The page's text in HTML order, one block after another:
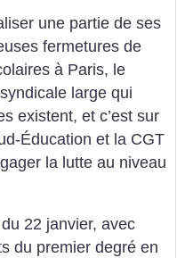
une partie de ses
fermetures de
à Paris, le
large qui
existent, et c’est sur
Éducation et la CGT
la lutte au niveau
22 janvier, avec
du premier degré en